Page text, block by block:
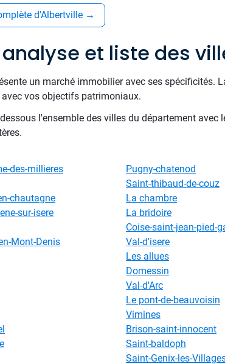
d'Albertville →
et liste des
un marché immobilier avec ses spécificités.
avec vos objectifs patrimoniaux.
l'ensemble des villes du département
des-millieres Pugny-chatenod
Saint-thibaud-de-couz
chautagne
La chambre
sur-isere
La bridoire
Coise-saint-jean-pied-
Mont-Denis
Val-d'isere
Les allues
Domessin
Val-d'Arc
Le pont-de-beauvoisin
Vimines
Brison-saint-innocent
Saint-baldoph
Saint-Genix-les-